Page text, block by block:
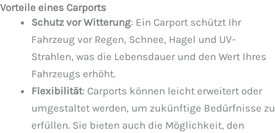
Vorteile eines Carports
Schutz vor Witterung: Ein Carport schützt Ihr
Fahrzeug vor Regen, Schnee, Hagel und UV-
Strahlen, was die Lebensdauer und den Wert Ihres
Fahrzeugs erhöht.
Flexibilität: Carports können leicht erweitert oder
umgestaltet werden, um zukünftige Bedürfnisse zu
erfüllen. Sie bieten auch die Möglichkeit, den